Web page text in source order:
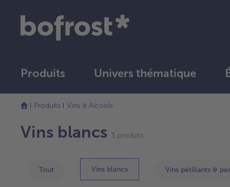
Produits Univers thématique
Produits
Vins & Alcools
Vins blancs 3 produits
Tout Vins blancs Vins pétillants &